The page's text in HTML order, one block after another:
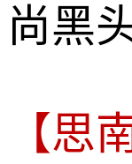
尚黑
【思